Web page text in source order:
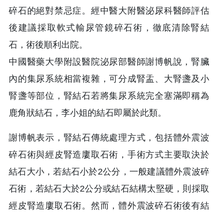
碎石的絕對禁忌症。經中醫大附醫泌尿科醫師評估
後建議採取軟式輸尿管鏡碎石術，徹底清除腎結
石，術後順利出院。
中國醫藥大學附設醫院泌尿部醫師謝博帆說，腎臟
內的集尿系統相當複雜，可分成腎盂、大腎盞及小
腎盞等部位，腎結石若將集尿系統完全塞滿即稱為
鹿角狀結石，李小姐的結石即屬於此類。
謝博帆表示，腎結石傳統處理方式，包括體外震波
碎石術與經皮腎造廔取石術，手術方式主要取決於
結石大小，若結石小於2公分，一般建議體外震波碎
石術，若結石大於2公分或結石結構太堅硬，則採取
經皮腎造廔取石術。然而，體外震波碎石術後有結